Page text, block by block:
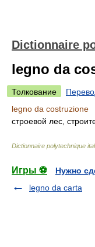
Dictionnaire
legno da
Толкование
legno da costruzione
строевой лес,
Dictionnaire polytechnique
Игры ⚽
Нужно
legno da carta